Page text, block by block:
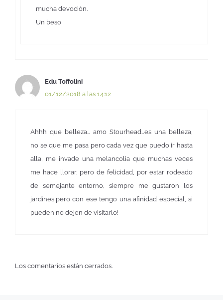
mucha devoción.
Un beso
Edu Toffolini
01/12/2018 a las 14:12
Ahhh que belleza… amo Stourhead…es una belleza,
no se que me pasa pero cada vez que puedo ir hasta
alla, me invade una melancolia que muchas veces
me hace llorar, pero de felicidad, por estar rodeado
de semejante entorno, siempre me gustaron los
jardines,pero con ese tengo una afinidad especial, si
pueden no dejen de visitarlo!
Los comentarios están cerrados.